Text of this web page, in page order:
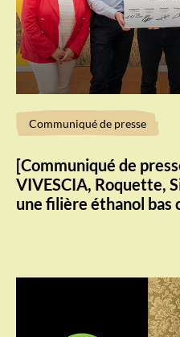
Communiqué de presse
[Communiqué de
VIVESCIA, Roquette,
une filière éthanol bas